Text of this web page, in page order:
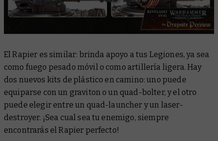
El Rapier es similar: brinda apoyo a tus Legiones, ya sea
como fuego pesado móvil o como artillería ligera. Hay
dos nuevos kits de plástico en camino: uno puede
equiparse con un graviton o un quad-bolter, y el otro
puede elegir entre un quad-launcher y un laser-
destroyer. ¡Sea cual sea tu enemigo, siempre
encontrarás el Rapier perfecto!